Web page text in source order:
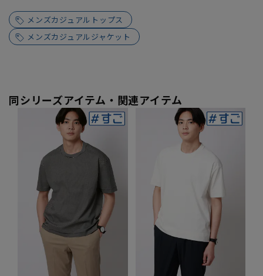
メンズカジュアルトップス
メンズカジュアルジャケット
同シリーズアイテム・関連アイテム